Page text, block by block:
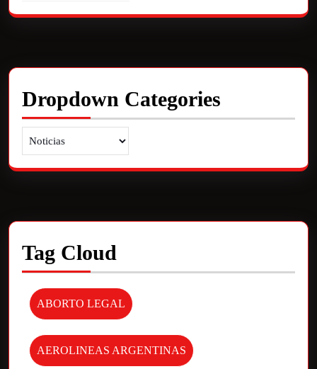
Dropdown Categories
Tag Cloud
ABORTO LEGAL
AEROLINEAS ARGENTINAS